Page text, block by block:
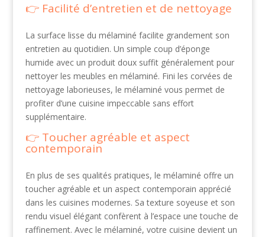
Facilité d’entretien et de nettoyage
La surface lisse du mélaminé facilite grandement son
entretien au quotidien. Un simple coup d’éponge
humide avec un produit doux suffit généralement pour
nettoyer les meubles en mélaminé. Fini les corvées de
nettoyage laborieuses, le mélaminé vous permet de
profiter d’une cuisine impeccable sans effort
supplémentaire.
Toucher agréable et aspect
contemporain
En plus de ses qualités pratiques, le mélaminé offre un
toucher agréable et un aspect contemporain apprécié
dans les cuisines modernes. Sa texture soyeuse et son
rendu visuel élégant confèrent à l’espace une touche de
raffinement. Avec le mélaminé, votre cuisine devient un